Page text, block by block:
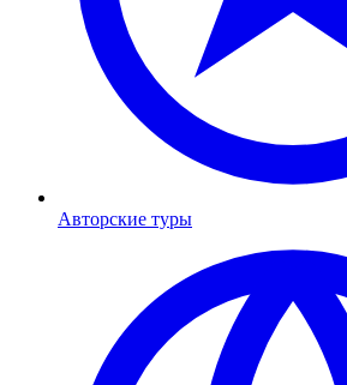
Авторские туры